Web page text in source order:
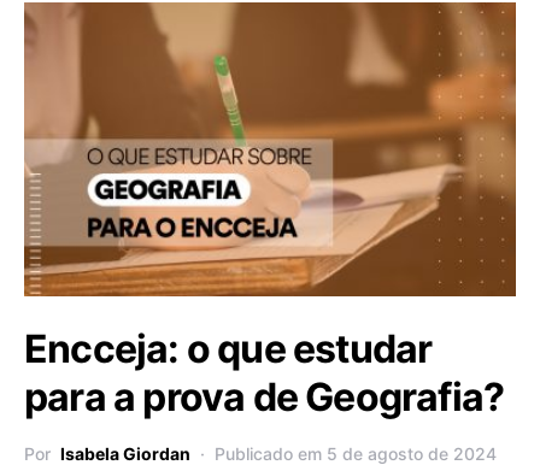
Encceja: o que estudar
para a prova de Geografia?
Por Isabela Giordan Publicado em 5 de agosto de 2024